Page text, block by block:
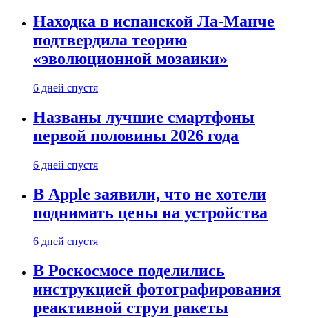
Находка в испанской Ла-Манче
подтвердила теорию
«эволюционной мозаики»
6 дней спустя
Названы лучшие смартфоны
первой половины 2026 года
6 дней спустя
В Apple заявили, что не хотели
поднимать цены на устройства
6 дней спустя
В Роскосмосе поделились
инструкцией фотографирования
реактивной струи ракеты